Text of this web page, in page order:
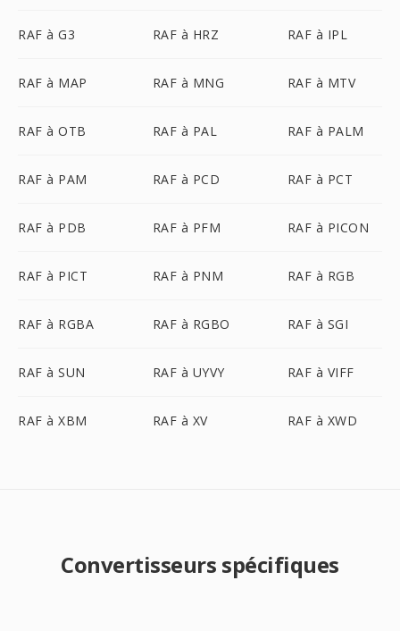
RAF à G3 RAF à HRZ RAF à IPL
RAF à MAP RAF à MNG RAF à MTV
RAF à OTB RAF à PAL RAF à PALM
RAF à PAM RAF à PCD RAF à PCT
RAF à PDB RAF à PFM RAF à PICON
RAF à PICT RAF à PNM RAF à RGB
RAF à RGBA RAF à RGBO RAF à SGI
RAF à SUN RAF à UYVY RAF à VIFF
RAF à XBM RAF à XV RAF à XWD
Convertisseurs spécifiques